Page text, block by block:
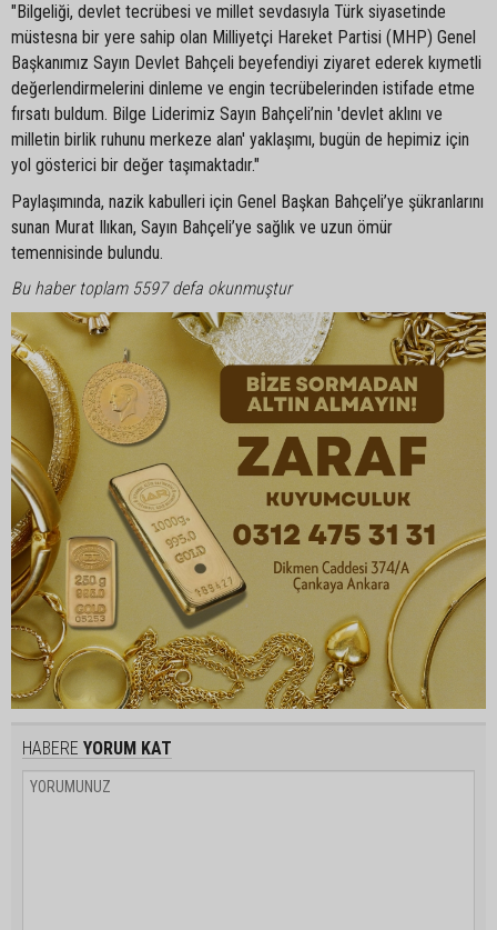
"Bilgeliği, devlet tecrübesi ve millet sevdasıyla Türk siyasetinde
müstesna bir yere sahip olan Milliyetçi Hareket Partisi (MHP) Genel
Başkanımız Sayın Devlet Bahçeli beyefendiyi ziyaret ederek kıymetli
değerlendirmelerini dinleme ve engin tecrübelerinden istifade etme
fırsatı buldum. Bilge Liderimiz Sayın Bahçeli’nin 'devlet aklını ve
milletin birlik ruhunu merkeze alan' yaklaşımı, bugün de hepimiz için
yol gösterici bir değer taşımaktadır."
Paylaşımında, nazik kabulleri için Genel Başkan Bahçeli’ye şükranlarını
sunan Murat Ilıkan, Sayın Bahçeli’ye sağlık ve uzun ömür
temennisinde bulundu.
Bu haber toplam 5597 defa okunmuştur
HABERE YORUM KAT